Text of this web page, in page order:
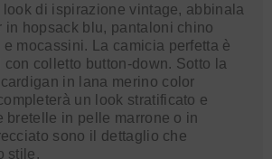
look di ispirazione vintage, abbinala
in hopsack blu, pantaloni chino
mocassini. La camicia perfetta è
con colletto button-down. Sotto la
in lana merino color
un look stratificato e
bretelle in pelle marrone o in
sono il dettaglio che
stile.